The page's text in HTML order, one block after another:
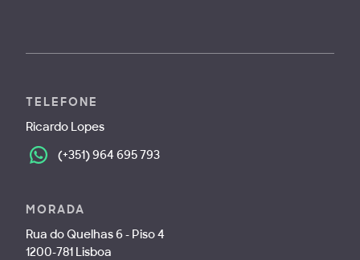
TELEFONE
Ricardo Lopes
(+351) 964 695 793
MORADA
Rua do Quelhas 6 - Piso 4
1200-781 Lisboa